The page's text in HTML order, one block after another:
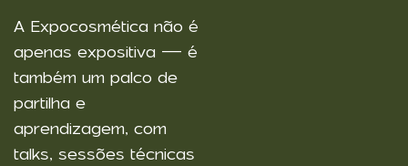
A Expocosmética não é
apenas expositiva — é
também um palco de
partilha e
aprendizagem, com
talks, sessões técnicas